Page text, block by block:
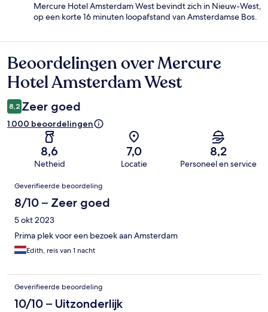
Mercure Hotel Amsterdam West bevindt zich in Nieuw-West,
op een korte 16 minuten loopafstand van Amsterdamse Bos.
Beoordelingen
Beoordelingen over Mercure
Hotel Amsterdam West
8,2 Zeer goed
1.000 beoordelingen
8,6
Netheid
7,0
Locatie
8,2
Personeel en service
Beoordelingen
Geverifieerde beoordeling
8/10 – Zeer goed
5 okt 2023
Prima plek voor een bezoek aan Amsterdam
Edith, reis van 1 nacht
Geverifieerde beoordeling
10/10 – Uitzonderlijk